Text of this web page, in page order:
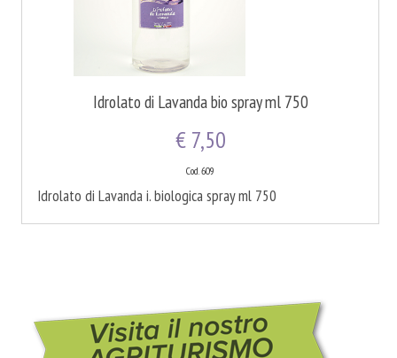
Idrolato di Lavanda bio spray ml 750
€ 7,50
Cod. 609
Idrolato di Lavanda i. biologica spray ml 750